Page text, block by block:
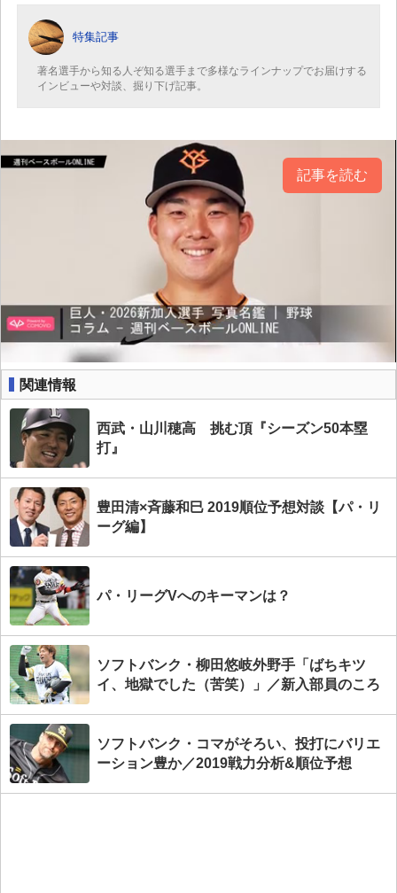
特集記事
著名選手から知る人ぞ知る選手まで多様なラインナップでお届けする
インビューや対談、掘り下げ記事。
記事を読む
関連情報
西武・山川穂高 挑む頂『シーズン50本塁
打』
豊田清×斉藤和巳 2019順位予想対談【パ・リ
ーグ編】
パ・リーグVへのキーマンは？
ソフトバンク・柳田悠岐外野手「ばちキツ
イ、地獄でした（苦笑）」／新入部員のころ
ソフトバンク・コマがそろい、投打にバリエ
ーション豊か／2019戦力分析&順位予想